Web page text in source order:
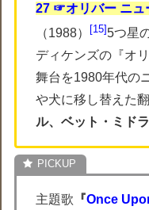
27 ☞オリバー ニュ
（1988）
15 5つ星
ディケンズの『オ
舞台を1980年代の
や犬に移し替えた
ル、ベット・ミド
主題歌 『Once